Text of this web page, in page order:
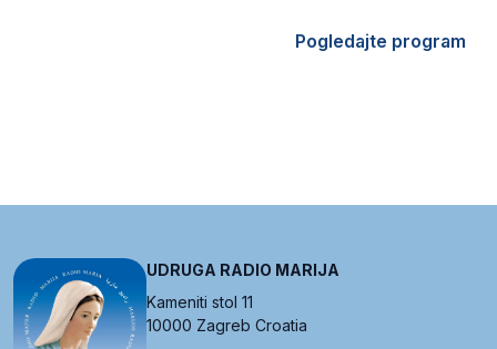
Pogledajte program
UDRUGA RADIO MARIJA
Kameniti stol 11
10000 Zagreb Croatia